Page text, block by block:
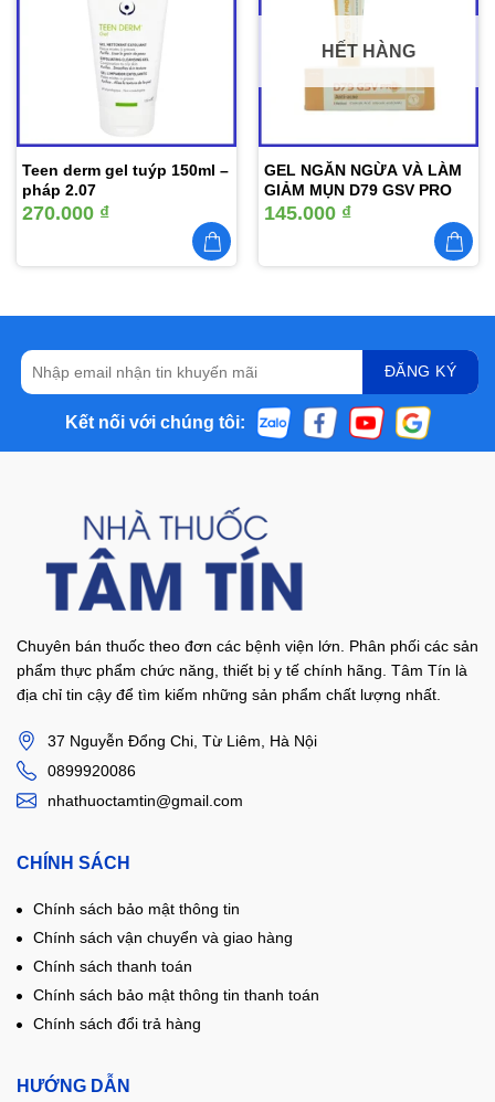
Teen derm gel tuýp 150ml –
pháp 2.07
270.000 ₫
HẾT HÀNG
GEL NGĂN NGỪA VÀ LÀM
GIẢM MỤN D79 GSV PRO
145.000 ₫
Kết nối với chúng tôi:
Chuyên bán thuốc theo đơn các bệnh viện lớn. Phân phối các sản
phẩm thực phẩm chức năng, thiết bị y tế chính hãng. Tâm Tín là
địa chỉ tin cậy để tìm kiếm những sản phẩm chất lượng nhất.
37 Nguyễn Đổng Chi, Từ Liêm, Hà Nội
0899920086
nhathuoctamtin@gmail.com
CHÍNH SÁCH
Chính sách bảo mật thông tin
Chính sách vận chuyển và giao hàng
Chính sách thanh toán
Chính sách bảo mật thông tin thanh toán
Chính sách đổi trả hàng
HƯỚNG DẪN